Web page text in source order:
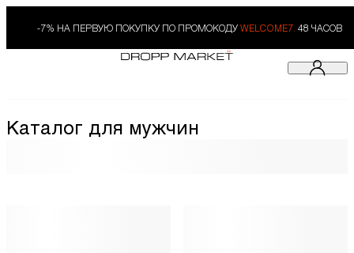
-7% НА ПЕРВУЮ ПОКУПКУ ПО ПРОМОКОДУ WELCOME7. 48 ЧАСОВ
Каталог для мужчин